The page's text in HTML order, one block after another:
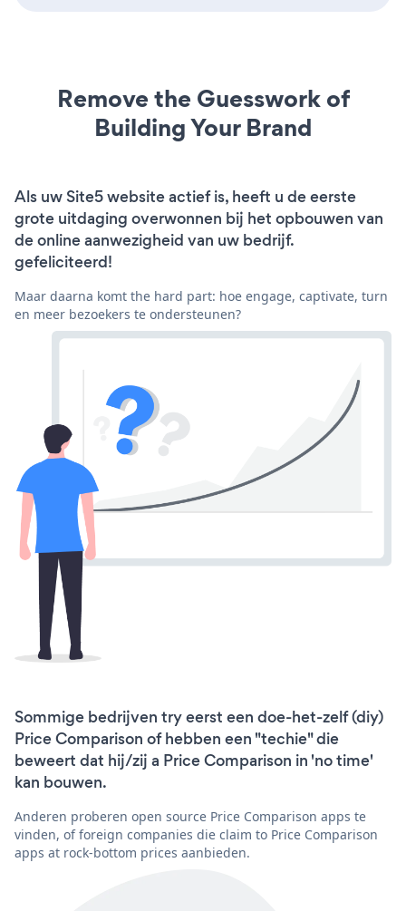
Remove the Guesswork of
Building Your Brand
Als uw Site5 website actief is, heeft u de eerste
grote uitdaging overwonnen bij het opbouwen van
de online aanwezigheid van uw bedrijf.
gefeliciteerd!
Maar daarna komt the hard part: hoe engage, captivate, turn
en meer bezoekers te ondersteunen?
Sommige bedrijven try eerst een doe-het-zelf (diy)
Price Comparison of hebben een "techie" die
beweert dat hij/zij a Price Comparison in 'no time'
kan bouwen.
Anderen proberen open source Price Comparison apps te
vinden, of foreign companies die claim to Price Comparison
apps at rock-bottom prices aanbieden.